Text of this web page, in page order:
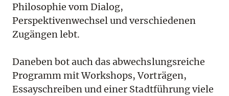
Philosophie vom Dialog,
Perspektivenwechsel und verschiedenen
Zugängen lebt.
Daneben bot auch das abwechslungsreiche
Programm mit Workshops, Vorträgen,
Essayschreiben und einer Stadtführung viele